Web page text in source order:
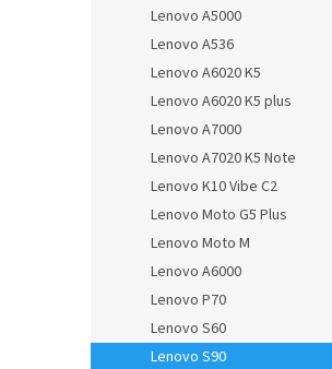
Lenovo A5000
Lenovo A536
Lenovo A6020 K5
Lenovo A6020 K5 plus
Lenovo A7000
Lenovo A7020 K5 Note
Lenovo K10 Vibe C2
Lenovo Moto G5 Plus
Lenovo Moto M
Lenovo A6000
Lenovo P70
Lenovo S60
Lenovo S90